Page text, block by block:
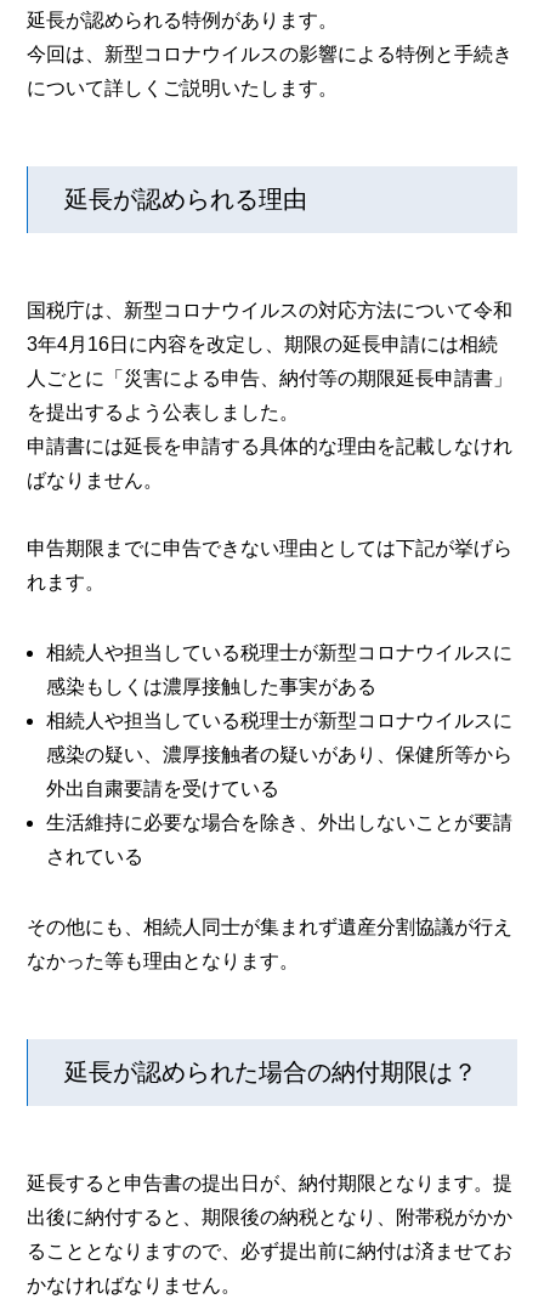
延長が認められる特例があります。
今回は、新型コロナウイルスの影響による特例と手続き
について詳しくご説明いたします。
延長が認められる理由
国税庁は、新型コロナウイルスの対応方法について令和
3年4月16日に内容を改定し、期限の延長申請には相続
人ごとに「災害による申告、納付等の期限延長申請書」
を提出するよう公表しました。
申請書には延長を申請する具体的な理由を記載しなけれ
ばなりません。
申告期限までに申告できない理由としては下記が挙げら
れます。
相続人や担当している税理士が新型コロナウイルスに
感染もしくは濃厚接触した事実がある
相続人や担当している税理士が新型コロナウイルスに
感染の疑い、濃厚接触者の疑いがあり、保健所等から
外出自粛要請を受けている
生活維持に必要な場合を除き、外出しないことが要請
されている
その他にも、相続人同士が集まれず遺産分割協議が行え
なかった等も理由となります。
延長が認められた場合の納付期限は？
延長すると申告書の提出日が、納付期限となります。提
出後に納付すると、期限後の納税となり、附帯税がかか
ることとなりますので、必ず提出前に納付は済ませてお
かなければなりません。